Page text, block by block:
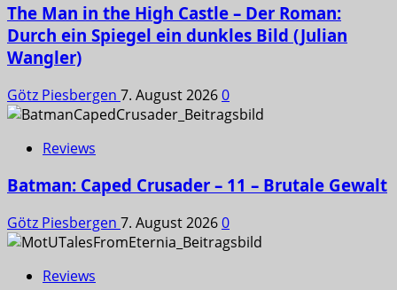
The Man in the High Castle – Der Roman:
Durch ein Spiegel ein dunkles Bild (Julian
Wangler)
Götz Piesbergen 7. August 20260
Reviews
Batman: Caped Crusader – 11 – Brutale Gewalt
Götz Piesbergen 7. August 20260
Reviews